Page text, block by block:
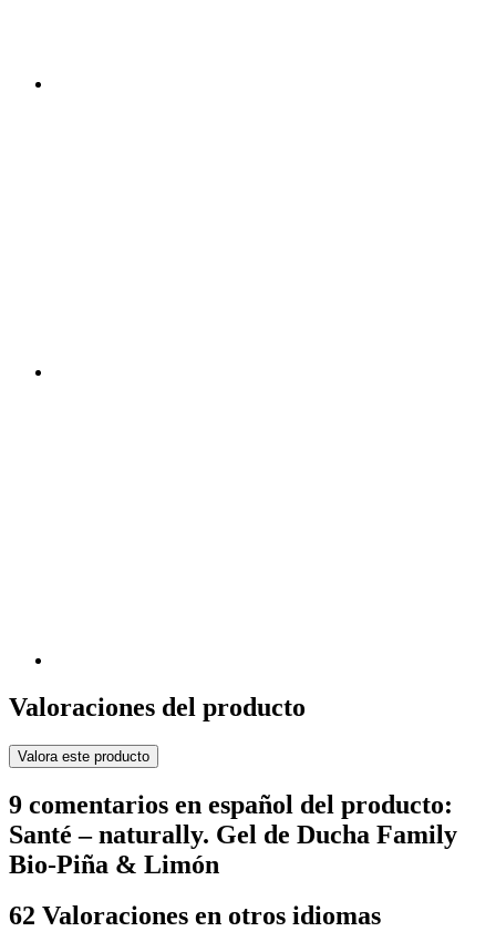
Valoraciones del producto
Valora este producto
9 comentarios en español del producto:
Santé – naturally. Gel de Ducha Family
Bio-Piña & Limón
62 Valoraciones en otros idiomas